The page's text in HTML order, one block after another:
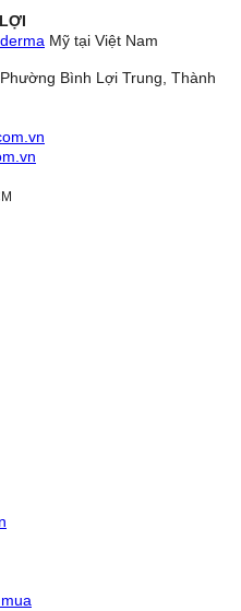
Mỹ tại Việt Nam
Bình Lợi Trung, Thành